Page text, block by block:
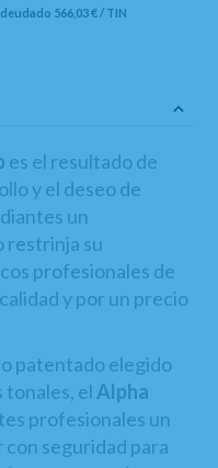
566,03 €/ TIN
es el resultado de
y el deseo de
un
restrinja su
profesionales de
y por un precio
patentado elegido
tonales, el Alpha
profesionales un
seguridad para